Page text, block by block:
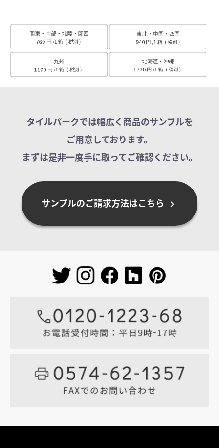
タイルパークでは幅広く商品のサンプルを
ご用意しております。
まずは是非一度手に取ってご確認ください。
サンプルのご請求方法はこちら chevron_right